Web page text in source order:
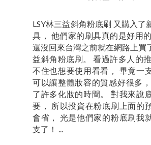
LSY林三益斜角粉底刷 又購入了
具， 他們家的刷具真的是好用
還沒回來台灣之前就在網路上買
益斜角粉底刷。 看過許多人的
不住也想要使用看看， 畢竟一
可以讓整體妝容的質感好很多
了許多化妝的時間。 對我來說
要， 所以投資在粉底刷上面的
會省， 光是他們家的粉底刷我
支了！ ...